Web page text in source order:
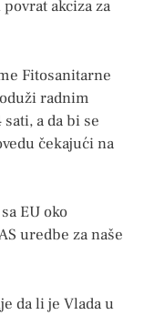
akciza za
Fitosanitarne
radnim
a da bi se
čekajući na
EU oko
uredbe za naše
da li je Vlada u